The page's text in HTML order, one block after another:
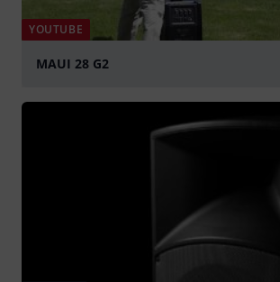
YOUTUBE
MAUI 28 G2